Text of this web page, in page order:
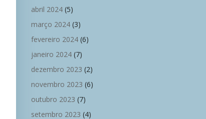
abril 2024 (5)
março 2024 (3)
fevereiro 2024 (6)
janeiro 2024 (7)
dezembro 2023 (2)
novembro 2023 (6)
outubro 2023 (7)
setembro 2023 (4)